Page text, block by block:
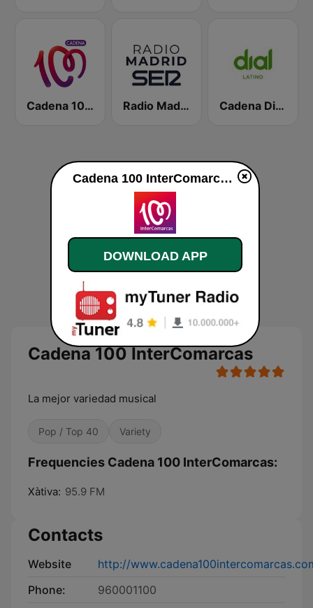
Cadena 100 Andorra Radio Madrid SER Cadena Dial Latino
Cadena 100 InterComarcas
La mejor variedad musical
Pop / Top 40 Variety
Frequencies Cadena 100 InterComarcas:
Xàtiva: 95.9 FM
Contacts
Website
http://
Phone:
960001100
Cadena 100 InterComarcas live
DOWNLOAD APP